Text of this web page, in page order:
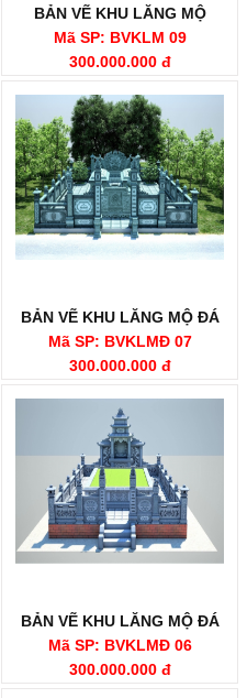
BẢN VẼ KHU LĂNG MỘ
Mã SP: BVKLM 09
300.000.000 đ
BẢN VẼ KHU LĂNG MỘ ĐÁ
Mã SP: BVKLMĐ 07
300.000.000 đ
BẢN VẼ KHU LĂNG MỘ ĐÁ
Mã SP: BVKLMĐ 06
300.000.000 đ